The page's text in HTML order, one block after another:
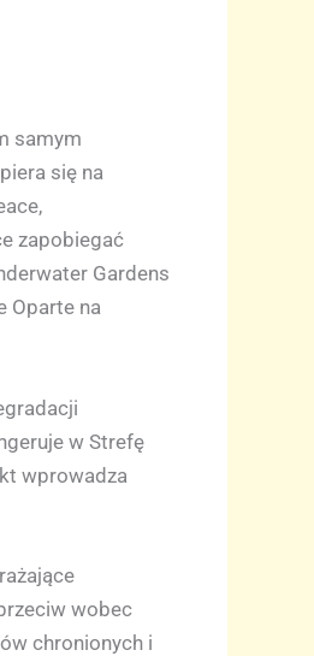
samym
się na
zapobiegać
Gardens
Oparte na
w Strefę
wprowadza
wobec
chronionych i